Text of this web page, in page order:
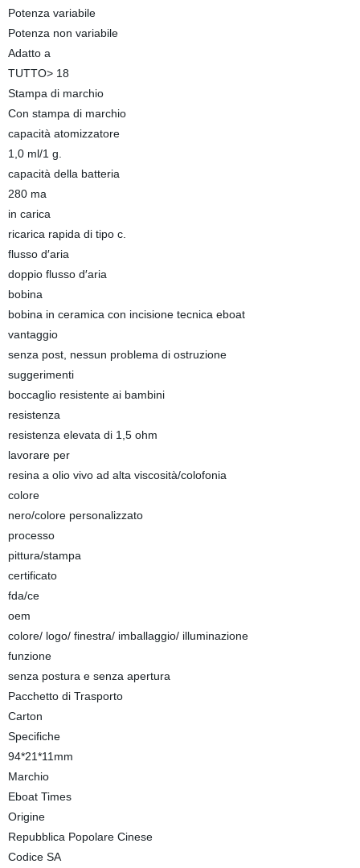
Potenza variabile
Potenza non variabile
Adatto a
TUTTO> 18
Stampa di marchio
Con stampa di marchio
capacità atomizzatore
1,0 ml/1 g.
capacità della batteria
280 ma
in carica
ricarica rapida di tipo c.
flusso d′aria
doppio flusso d′aria
bobina
bobina in ceramica con incisione tecnica eboat
vantaggio
senza post, nessun problema di ostruzione
suggerimenti
boccaglio resistente ai bambini
resistenza
resistenza elevata di 1,5 ohm
lavorare per
resina a olio vivo ad alta viscosità/colofonia
colore
nero/colore personalizzato
processo
pittura/stampa
certificato
fda/ce
oem
colore/ logo/ finestra/ imballaggio/ illuminazione
funzione
senza postura e senza apertura
Pacchetto di Trasporto
Carton
Specifiche
94*21*11mm
Marchio
Eboat Times
Origine
Repubblica Popolare Cinese
Codice SA